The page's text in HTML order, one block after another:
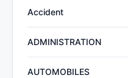
Accident
ADMINISTRATION
AUTOMOBILES